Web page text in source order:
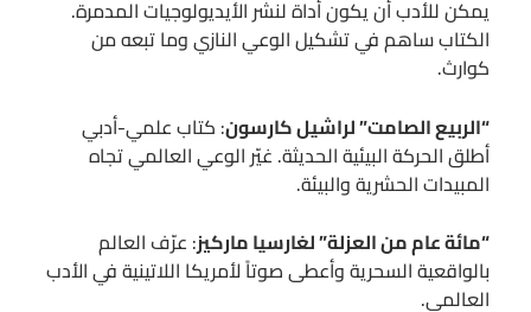
يمكن للأدب أن يكون أداة لنشر الأيديولوجيات المدمرة.
الكتاب ساهم في تشكيل الوعي النازي وما تبعه من
كوارث.
“الربيع الصامت” لراشيل كارسون: كتاب علمي-أدبي
أطلق الحركة البيئية الحديثة. غيّر الوعي العالمي تجاه
المبيدات الحشرية والبيئة.
“مائة عام من العزلة” لغارسيا ماركيز: عرّف العالم
بالواقعية السحرية وأعطى صوتاً لأمريكا اللاتينية في الأدب
العالمي.